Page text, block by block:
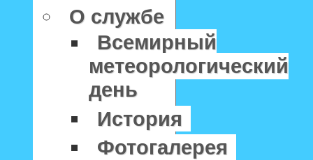
О службе
Всемирный
метеорологический
день
История
Фотогалерея